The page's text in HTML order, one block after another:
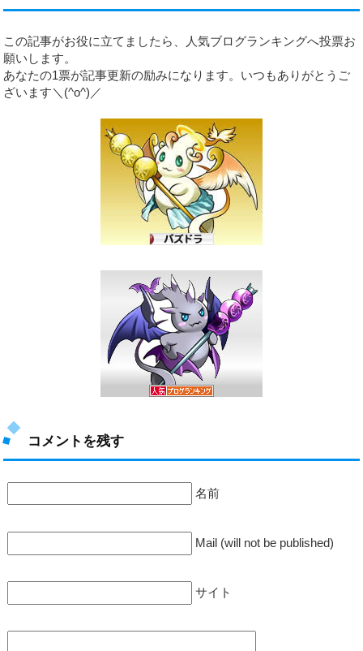
この記事がお役に立てましたら、人気ブログランキングへ投票お
願いします。
あなたの1票が記事更新の励みになります。いつもありがとうご
ざいます＼(^o^)／
コメントを残す
名前
Mail (will not be published)
サイト